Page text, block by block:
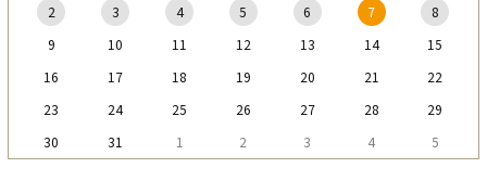
2
3 4 5 6 7
8
9
10 11 12 13 14
15
16
17 18 19 20 21
22
23
24 25 26 27 28
29
30
31 1 2 3 4 5